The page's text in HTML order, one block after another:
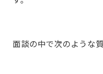
面談の中で次のような